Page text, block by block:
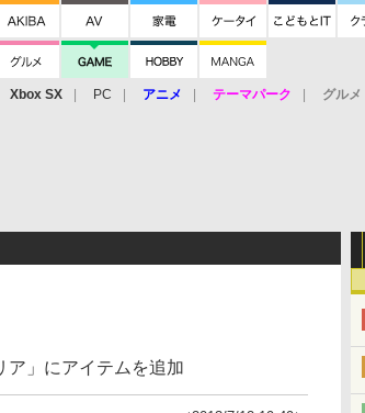
Xbox SX PC アニメ テーマパーク グルメ
ア」にアイテムを追加